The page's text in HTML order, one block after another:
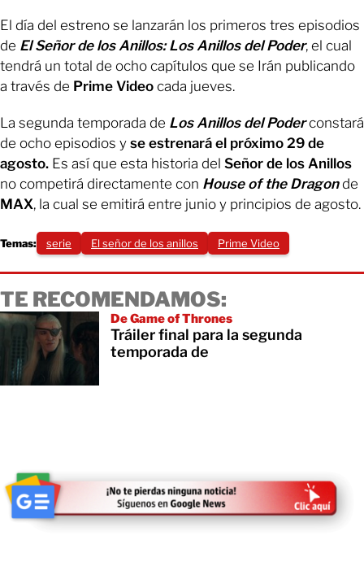
El día del estreno se lanzarán los primeros tres episodios
de El Señor de los Anillos: Los Anillos del Poder, el cual
tendrá un total de ocho capítulos que se Irán publicando
a través de Prime Video cada jueves.
La segunda temporada de Los Anillos del Poderconstará
de ocho episodios y se estrenará el próximo 29 de
agosto. Es así que esta historia del Señor de los Anillos
no competirá directamente con House of the Dragonde
MAX, la cual se emitirá entre junio y principios de agosto.
Temas: serie El señor de los anillos Prime Video
TE RECOMENDAMOS:
De Game of Thrones
Tráiler final para la segunda
temporada de